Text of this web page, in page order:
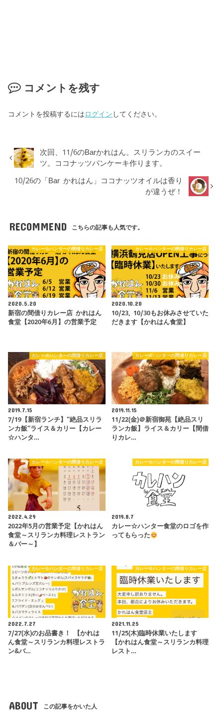
コメントを残す
コメントを投稿するにはログイン してください。
次回、11/6のBarかれはん。スリランカのスイー
ツ。ココナッツパンケーキ作ります。
10/26の「Bar かれはん」ココナッツオイルは香り
が違うぜ！
RECOMMEND こちらの記事も人気です。
カレー☆ハンターの間借りカレー店
2020.5.20
新宿の間借りカレー店 かれはん
食堂【2020年6月】の営業予定
カレー☆ハンターの間借りカレー店
2020.10.20
10/23, 10/30もお休みさせていた
だきます【かれはん食堂】
カレー☆ハンターの間借りカレー店
2019.7.15
7/19【新宿ランチ】“絶品スリラ
ンカ飯”ライス＆カリー【カレー
☆ハンタ…
カレー☆ハンターの間借りカレー店
2019.11.15
11/22(金)＠新宿御苑【絶品スリ
ランカ飯】ライス＆カリー【間借
りカレ…
カレー☆ハンターの間借りカレー店
2022.4.29
2022年5月の営業予定【かれはん
食堂～スリランカ料理レストラン
＆バー～】
カレー☆ハンターの間借りカレー店
2019.8.7
カレー☆ハンター食堂のロゴを作
ってもらった
カレー☆ハンターの間借りカレー店
2022.7.27
7/27(水)のお品書き！ 【かれは
ん食堂～スリランカ料理レストラ
ン&バ…
カレー☆ハンターの間借りカレー店
2021.11.25
11/25(木)臨時休業いたします
【かれはん食堂～スリランカ料理
レスト…
ABOUT この記事をかいた人